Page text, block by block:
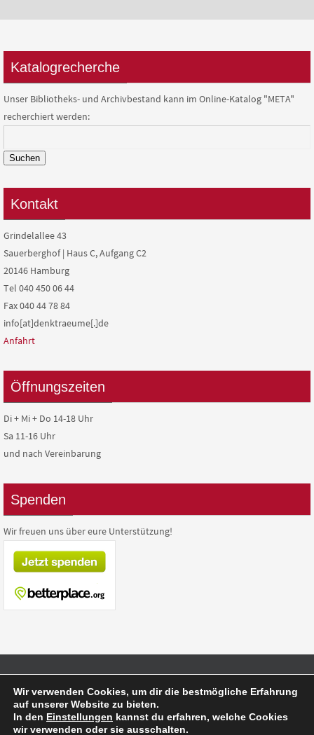
Katalogrecherche
Unser Bibliotheks- und Archivbestand kann im Online-Katalog "META"
recherchiert werden:
Suchen
Kontakt
Grindelallee 43
Sauerberghof | Haus C, Aufgang C2
20146 Hamburg
Tel 040 450 06 44
Fax 040 44 78 84
info[at]denktraeume[.]de
Anfahrt
Öffnungszeiten
Di + Mi + Do 14-18 Uhr
Sa 11-16 Uhr
und nach Vereinbarung
Spenden
Wir freuen uns über eure Unterstützung!
Präsentiert vonNirvana&WordPress.
Wir verwenden Cookies, um dir die bestmögliche Erfahrung
auf unserer Website zu bieten.
In den Einstellungen kannst du erfahren, welche Cookies
wir verwenden oder sie ausschalten.